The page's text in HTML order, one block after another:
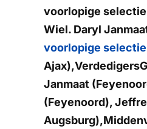
voorlopige
Wiel. Daryl
voorlopige selectie
Ajax),Verdedigers
Janmaat
(Feyenoord),
Augsburg),